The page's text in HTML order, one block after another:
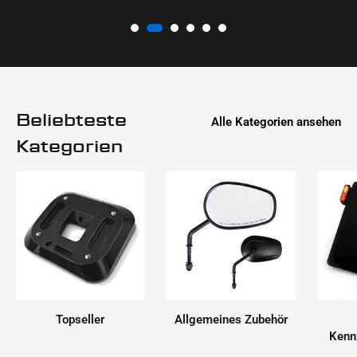
Beliebteste
Kategorien
Alle Kategorien ansehen
Topseller
Allgemeines Zubehör